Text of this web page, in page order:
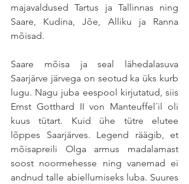
majavaldused Tartus ja Tallinnas ning
Saare, Kudina, Jõe, Alliku ja Ranna
mõisad.
Saare mõisa ja seal lähedalasuva
Saarjärve järvega on seotud ka üks kurb
lugu. Nagu juba eespool kirjutatud, siis
Ernst Gotthard II von Manteuffel´il oli
kuus tütart. Kuid ühe tütre elutee
lõppes Saarjärves. Legend räägib, et
mõisapreili Olga armus madalamast
soost noormehesse ning vanemad ei
andnud talle abiellumiseks luba. Suures